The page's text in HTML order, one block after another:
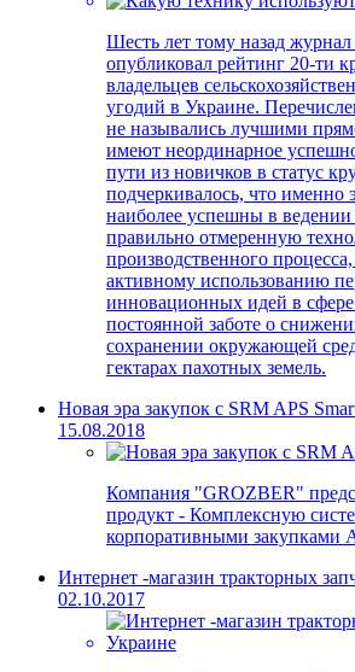
Шесть лет тому назад
опубликовал рейтинг 20-ти
владельцев
угодий в Украине.
не назывались лучшими
имеют неординарное
пути из новичков в статус
подчеркивалось, что именно
наиболее успешны в
правильно отмеренную
производственного
активному использованию
инновационных идей в сфере
постоянной заботе о
сохранении окружающей
гектарах пахотных земель.
Новая эра закупок с SRM APS
15.08.2018
Компания "GROZBER"
продукт - Комплексную
корпоративными закупками
Интернет -магазин тракторных
02.10.2017